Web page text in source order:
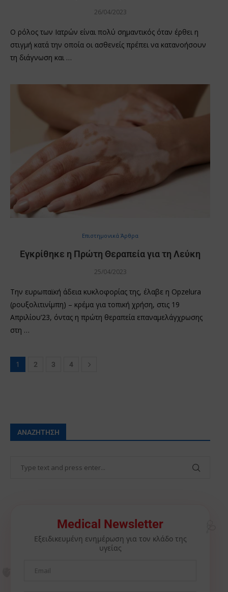
26/04/2023
Ο ρόλος των Ιατρών είναι πολύ σημαντικός όταν έρθει η
στιγμή κατά την οποία οι ασθενείς πρέπει να κατανοήσουν
τη διάγνωση και …
Επιστημονικά Άρθρα
Εγκρίθηκε η Πρώτη Θεραπεία για τη Λεύκη
25/04/2023
Την ευρωπαϊκή άδεια κυκλοφορίας της, έλαβε η Opzelura
(ρουξολιτινίμπη) – κρέμα για τοπική χρήση, στις 19
Απριλίου’23, όντας η πρώτη θεραπεία επαναμελάγχρωσης
στη …
1 2 3 4
ΑΝΑΖΉΤΗΣΗ
Medical Newsletter
Εξειδικευμένη ενημέρωση για τον κλάδο της
υγείας